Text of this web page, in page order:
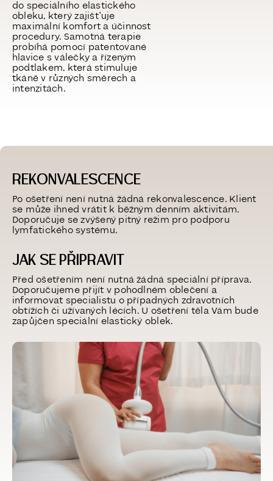
do speciálního elastického
obleku, který zajišťuje
maximální komfort a účinnost
procedury. Samotná terapie
probíhá pomocí patentované
hlavice s válečky a řízeným
podtlakem, která stimuluje
tkáně v různých směrech a
intenzitách.
REKONVALESCENCE
Po ošetření není nutná žádná rekonvalescence. Klient
se může ihned vrátit k běžným denním aktivitám.
Doporučuje se zvýšený pitný režim pro podporu
lymfatického systému.
JAK SE PŘIPRAVIT
Před ošetřením není nutná žádná speciální příprava.
Doporučujeme přijít v pohodlném oblečení a
informovat specialistu o případných zdravotních
obtížích či užívaných lécích. U ošetření těla Vám bude
zapůjčen speciální elastický oblek.